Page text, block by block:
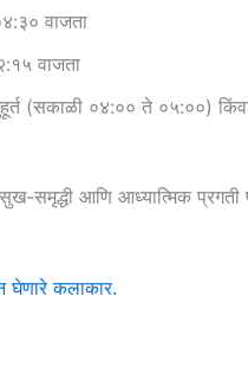
वाजता
वाजता
(सकाळी ०४:०० ते ०५:००)
समृद्धी आणि आध्यात्मिक प्रगती
घेणारे कलाकार.